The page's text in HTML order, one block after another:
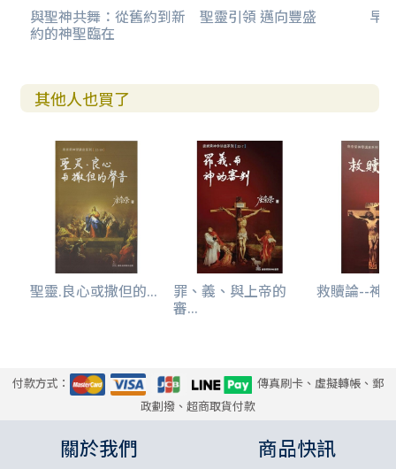
與聖神共舞：從舊約到新
約的神聖臨在
聖靈引領 邁向豐盛 早
其他人也買了
聖靈.良心或撒但的... 罪、義、與上帝的
審...
救贖論--神
付款方式：
傳真刷卡、虛擬轉帳、郵
政劃撥、超商取貨付款
關於我們 商品快訊